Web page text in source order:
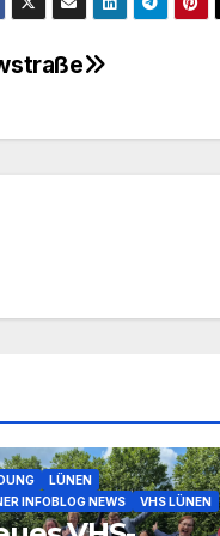
LÜNEN
INFOBLOG NEWS
VHS LÜNEN